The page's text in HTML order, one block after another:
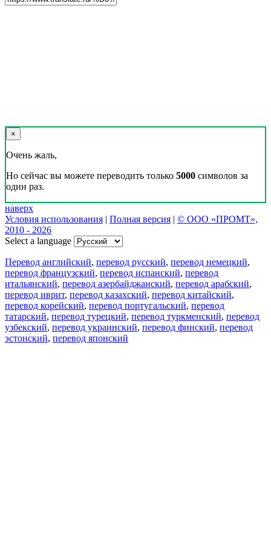
×
Очень жаль,
Но сейчас вы можете переводить только 5000 символов за
один раз.
наверх
Условия использования | Полная версия | © ООО «ПРОМТ»,
2010 - 2026
Select a language
Перевод английский, перевод русский, перевод немецкий,
перевод французский, перевод испанский, перевод
итальянский, перевод азербайджанский, перевод арабский,
перевод иврит, перевод казахский, перевод китайский,
перевод корейский, перевод португальский, перевод
татарский, перевод турецкий, перевод туркменский, перевод
узбекский, перевод украинский, перевод финский, перевод
эстонский, перевод японский